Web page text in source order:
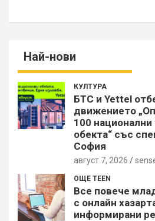
Най-нови
КУЛТУРА
БТС и Yettel
движението
100
обекта“ със
София
август 7, 2026
ОЩЕ TEEN
Все повече
с онлайн
информирани